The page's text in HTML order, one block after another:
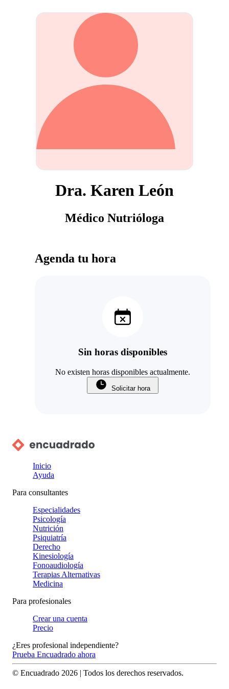
Dra. Karen León
Médico Nutrióloga
Agenda tu hora
Sin horas disponibles
No existen horas disponibles actualmente.
Solicitar hora
Inicio
Ayuda
Para consultantes
Especialidades
Psicología
Nutrición
Psiquiatría
Derecho
Kinesiología
Fonoaudiología
Terapias Alternativas
Medicina
Para profesionales
Crear una cuenta
Precio
¿Eres profesional independiente?
Prueba Encuadrado ahora
© Encuadrado 2026 | Todos los derechos reservados.